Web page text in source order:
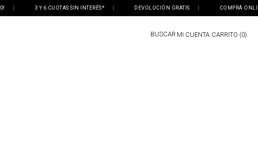
| 3 Y 6 CUOTAS SIN INTERÉS* | DEVOLUCIÓN GRATIS | COMPRÁ
BUSCAR MI CUENTA 0